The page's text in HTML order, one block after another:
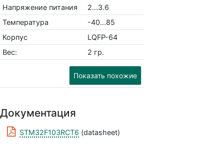
Напряжение питания
2...3.6
Температура
-40...85
Корпус
LQFP-64
Вес:
2 гр.
Показать похожие
Документация
STM32F103RCT6 (datasheet)